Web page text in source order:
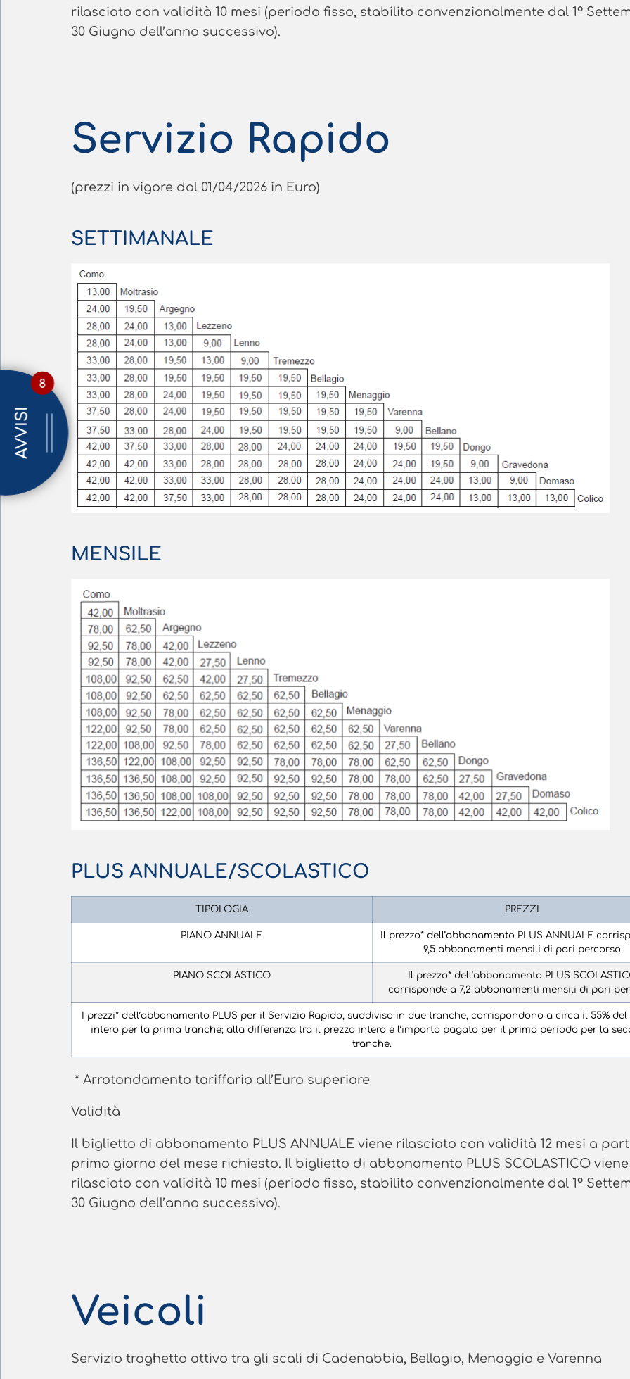
rilasciato con validità 10 mesi (periodo fisso, stabilito convenzionalmente dal 1°
30 Giugno dell’anno successivo).
Servizio Rapido
(prezzi in vigore dal 01/04/2026 in Euro)
SETTIMANALE
MENSILE
PLUS ANNUALE/SCOLASTICO
I prezzi* dell’abbonamento PLUS per il Servizio Rapido, suddiviso in due tranche, corrispondono a circa il 55% del
intero per la prima tranche; alla differenza tra il prezzo intero e l’importo pagato per il primo periodo per la
tranche.
TIPOLOGIA PREZZI
PIANO ANNUALE
Il prezzo* dell’abbonamento PLUS ANNUALE
9,5 abbonamenti mensili di pari percorso
PIANO SCOLASTICO
Il prezzo* dell’abbonamento PLUS
corrisponde a 7,2 abbonamenti mensili di pari
* Arrotondamento tariffario all’Euro superiore
Validità
Il biglietto di abbonamento PLUS ANNUALE viene rilasciato con validità 12 mesi a
primo giorno del mese richiesto. Il biglietto di abbonamento PLUS SCOLASTICO viene
rilasciato con validità 10 mesi (periodo fisso, stabilito convenzionalmente dal 1°
30 Giugno dell’anno successivo).
Veicoli
Servizio traghetto attivo tra gli scali di Cadenabbia, Bellagio, Menaggio e Varenna
AVVISI
8